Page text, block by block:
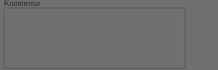
Kommentar